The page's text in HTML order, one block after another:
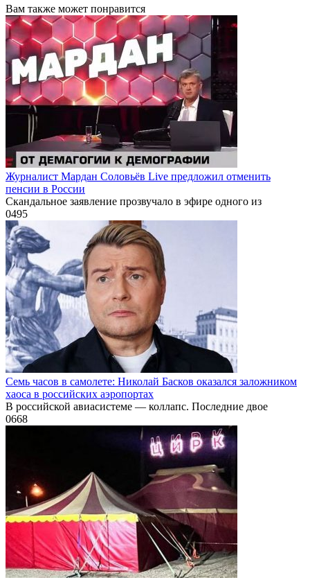
Вам также может понравится
Журналист Мардан Соловьёв Live предложил отменить
пенсии в России
Скандальное заявление прозвучало в эфире одного из
0495
Семь часов в самолете: Николай Басков оказался заложником
хаоса в российских аэропортах
В российской авиасистеме — коллапс. Последние двое
0668